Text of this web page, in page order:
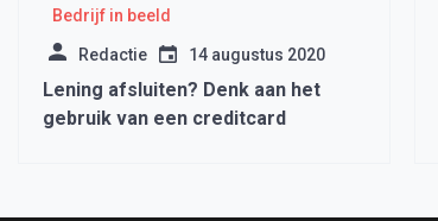
Bedrijf in beeld
Redactie 14 augustus 2020
Lening afsluiten? Denk aan het
gebruik van een creditcard